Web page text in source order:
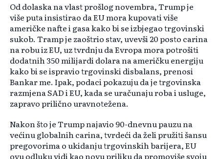
Od dolaska na vlast prošlog novembra, Trump je
više puta insistirao da EU mora kupovati više
američke nafte i gasa kako bi se izbjegao trgovinski
sukob. Tramp je zaoštrio stav, uvevši 20 posto carina
na robu iz EU, uz tvrdnju da Evropa mora potrošiti
dodatnih 350 milijardi dolara na američku energiju
kako bi se ispravio trgovinski disbalans, prenosi
Bankar me. Ipak, podaci pokazuju da je trgovinska
razmjena SAD i EU, kada se uračunaju roba i usluge,
zapravo prilično uravnotežena.
Nakon što je Trump najavio 90-dnevnu pauzu na
većinu globalnih carina, tvrdeći da želi pružiti šansu
pregovorima o ukidanju trgovinskih barijera, EU
ovu odluku vidi kao novu priliku da promoviše svoju